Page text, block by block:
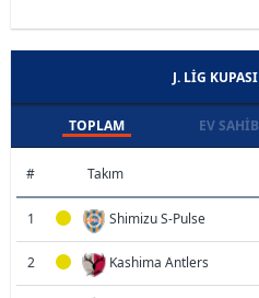
J. LIG
TOPLAM EV
# Takım
1 Shimizu S-Pulse
2 Kashima Antlers